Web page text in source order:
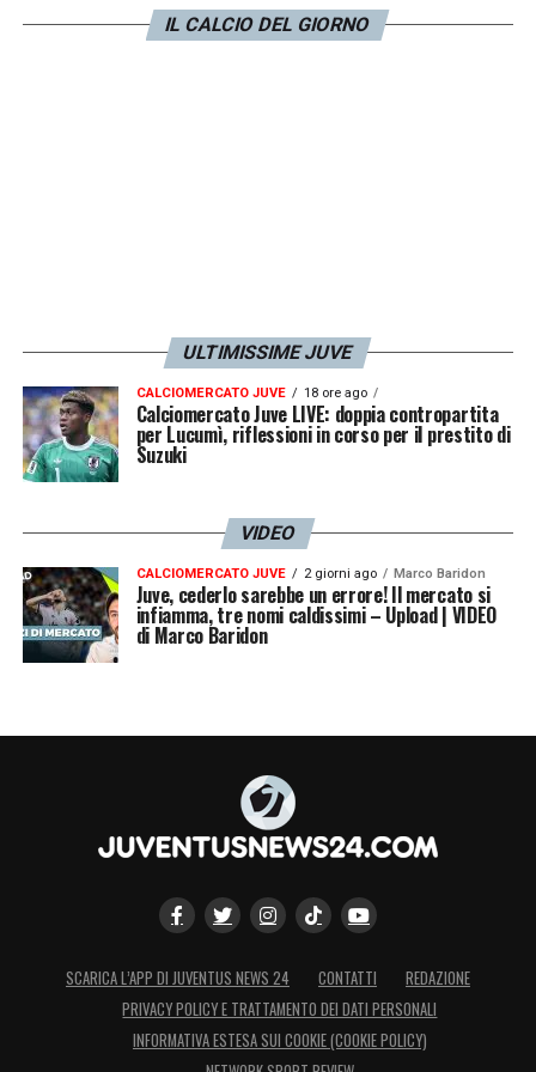
LA PLAYLIST DELLE NOSTRE TOP NEWS
IL CALCIO DEL GIORNO
ULTIMISSIME JUVE
CALCIOMERCATO JUVE 18 ore ago
Calciomercato Juve LIVE: doppia contropartita
per Lucumì, riflessioni in corso per il prestito di
Suzuki
VIDEO
CALCIOMERCATO JUVE 2 giorni ago Marco Baridon
Juve, cederlo sarebbe un errore! Il mercato si
infiamma, tre nomi caldissimi – Upload | VIDEO
di Marco Baridon
SCARICA L’APP DI JUVENTUS NEWS 24 CONTATTI
REDAZIONE
PRIVACY POLICY E TRATTAMENTO DEI DATI PERSONALI
INFORMATIVA ESTESA SUI COOKIE (COOKIE POLICY)